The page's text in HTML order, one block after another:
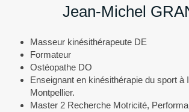
Jean-Michel
Masseur kinésithérapeute DE
Formateur
Ostéopathe DO
Enseignant en kinésithérapie du sport à
Montpellier.
Master 2 Recherche Motricité,